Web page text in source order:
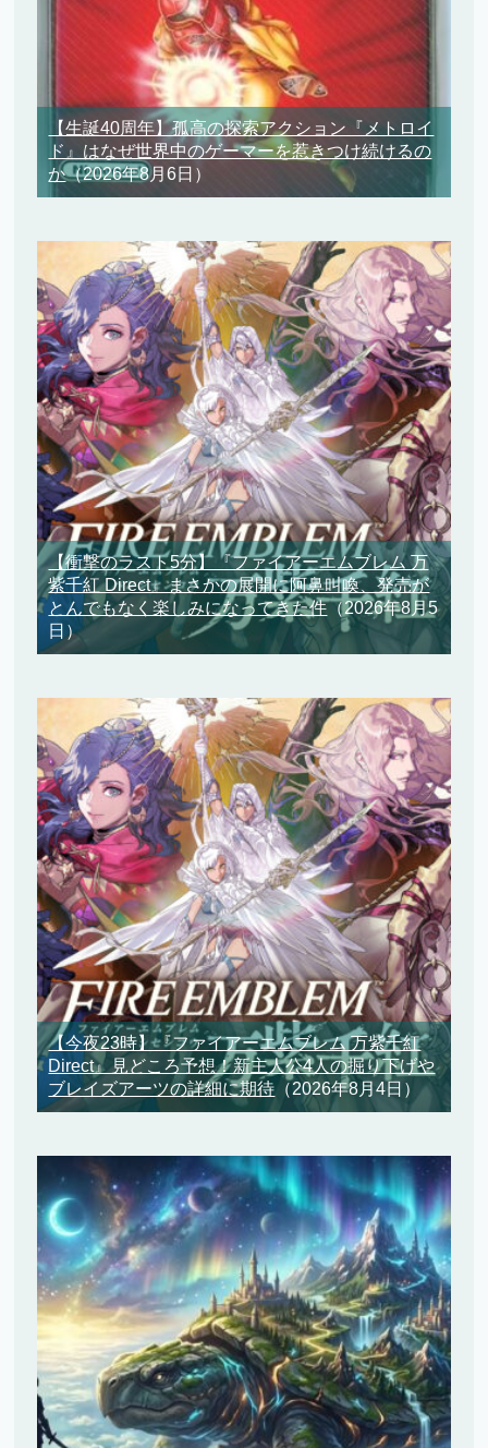
【生誕40周年】孤高の探索アクション『メトロイ
ド』はなぜ世界中のゲーマーを惹きつけ続けるの
か（2026年8月6日）
【衝撃のラスト5分】『ファイアーエムブレム 万
紫千紅 Direct』まさかの展開に阿鼻叫喚、発売が
とんでもなく楽しみになってきた件（2026年8月5
日）
【今夜23時】『ファイアーエムブレム 万紫千紅
Direct』見どころ予想！新主人公4人の掘り下げや
ブレイズアーツの詳細に期待 （2026年8月4日）